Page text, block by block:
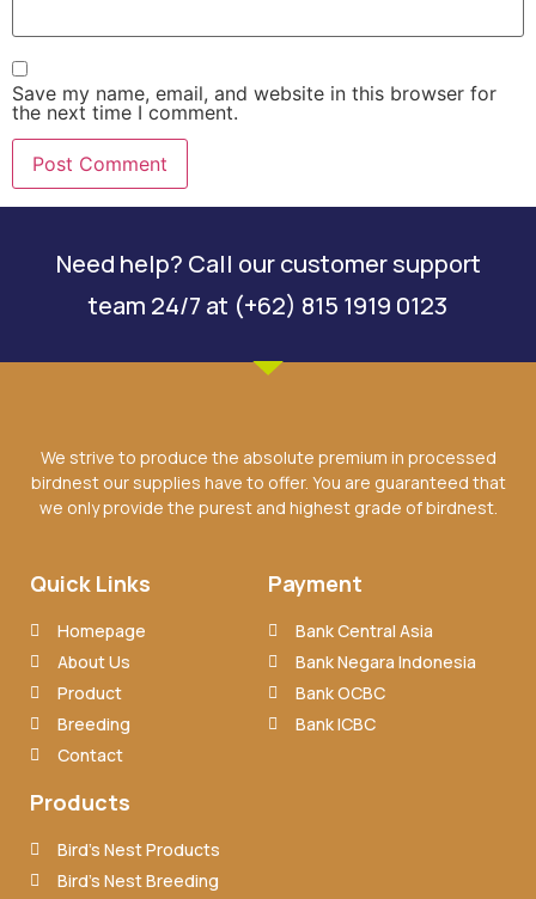
Save my name, email, and website in this browser for
the next time I comment.
Need help? Call our customer support
team 24/7 at (+62) 815 1919 0123
We strive to produce the absolute premium in processed
birdnest our supplies have to offer. You are guaranteed that
we only provide the purest and highest grade of birdnest.
Quick Links
Homepage
About Us
Product
Breeding
Contact
Payment
Bank Central Asia
Bank Negara Indonesia
Bank OCBC
Bank ICBC
Products
Bird’s Nest Products
Bird’s Nest Breeding